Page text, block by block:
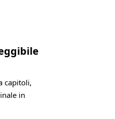
capitoli,
in